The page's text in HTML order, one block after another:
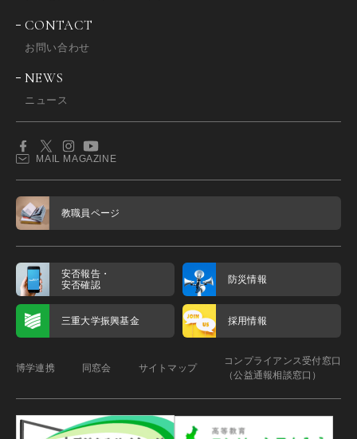
CONTACT
お問い合わせ
NEWS
ニュース
MAIL MAGAZINE
教職員ページ
安否報告・
安否確認
防災情報
三重大学振興基金 採用情報
博学連携 同窓会 サイトマップ
コンプライアンス受付窓口
（公益通報相談窓口）